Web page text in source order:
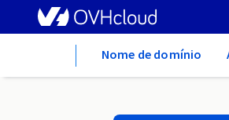
Nome de domínio